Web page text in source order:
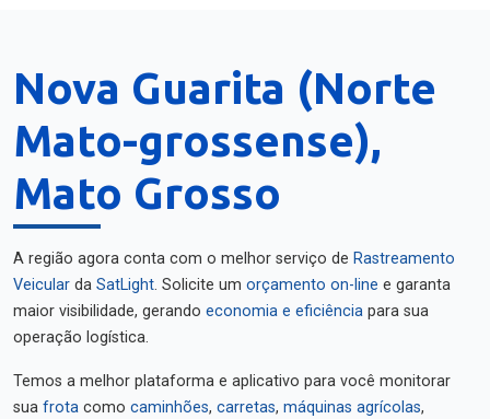
Nova Guarita (Norte
Mato-grossense),
Mato Grosso
A região agora conta com o melhor serviço de Rastreamento
Veicular da SatLight. Solicite um orçamento on-line e garanta
maior visibilidade, gerando economia e eficiência para sua
operação logística.
Temos a melhor plataforma e aplicativo para você monitorar
sua frota como caminhões, carretas, máquinas agrícolas,